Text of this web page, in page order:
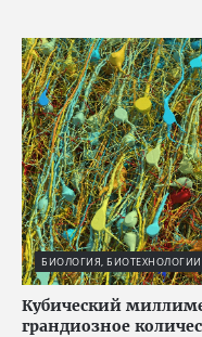
БИОЛОГИЯ, БИОТЕХНОЛОГИИ
Кубический
грандиозное